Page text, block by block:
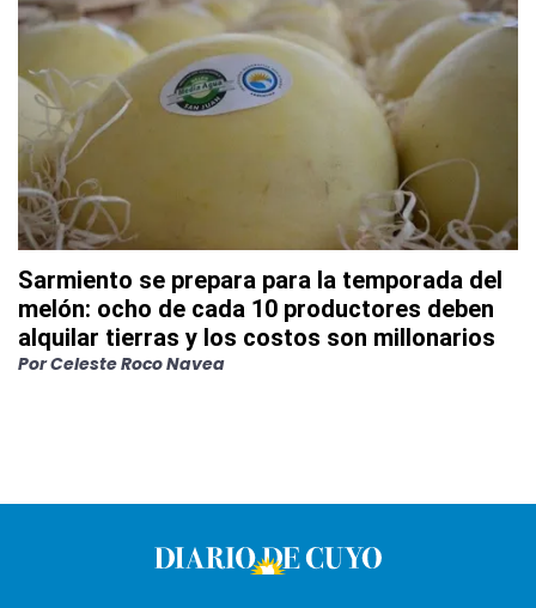
Sarmiento se prepara para la temporada del
melón: ocho de cada 10 productores deben
alquilar tierras y los costos son millonarios
PorCeleste Roco Navea